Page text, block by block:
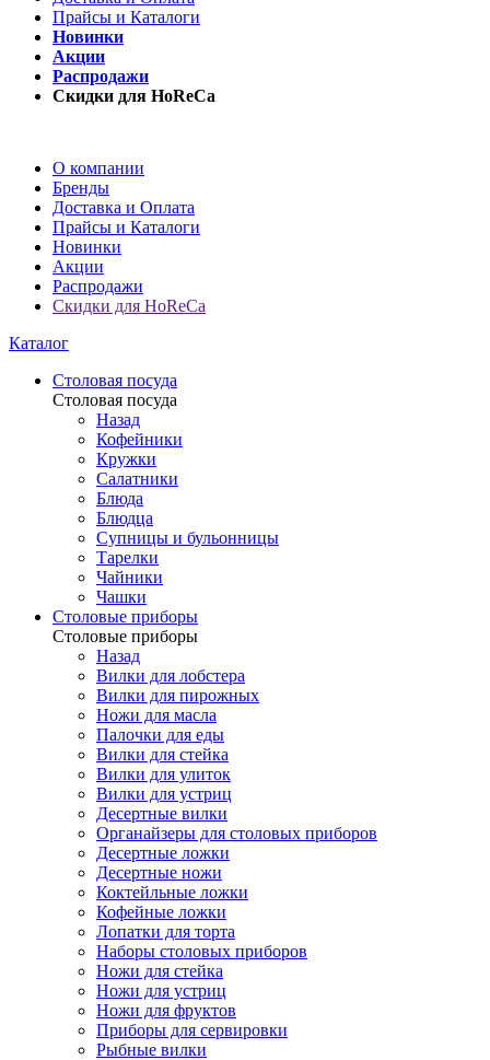
Прайсы и Каталоги
Новинки
Акции
Распродажи
Скидки для HoReCa
О компании
Бренды
Доставка и Оплата
Прайсы и Каталоги
Новинки
Акции
Распродажи
Скидки для HoReCa
Каталог
Столовая посуда
Столовая посуда
Назад
Кофейники
Кружки
Салатники
Блюда
Блюдца
Супницы и бульонницы
Тарелки
Чайники
Чашки
Cтоловые приборы
Cтоловые приборы
Назад
Вилки для лобстера
Вилки для пирожных
Ножи для масла
Палочки для еды
Вилки для стейка
Вилки для улиток
Вилки для устриц
Десертные вилки
Органайзеры для столовых приборов
Десертные ложки
Десертные ножи
Коктейльные ложки
Кофейные ложки
Лопатки для торта
Наборы столовых приборов
Ножи для стейка
Ножи для устриц
Ножи для фруктов
Приборы для сервировки
Рыбные вилки